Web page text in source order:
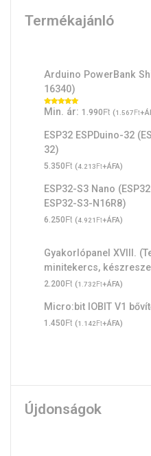
Termékajánló
Arduino PowerBank
16340)
Értékelés:
5.00 / 5
Min. ár: 1.990Ft (1.567Ft
ESP32 ESPDuino-32
32)
5.350Ft (4.213Ft+ÁFA)
ESP32-S3 Nano
ESP32-S3-N16R8)
6.250Ft (4.921 Ft+ÁFA)
Gyakorlópanel XVIII.
minitekercs,
2.200Ft (1.732Ft+ÁFA)
Micro:bit IOBIT V1
1.450Ft (1.142Ft+ÁFA)
Újdonságok